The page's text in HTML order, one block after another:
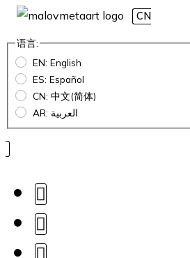
CN
语言:
EN: English
ES: Español
CN: 中文(简体)
AR: العربية